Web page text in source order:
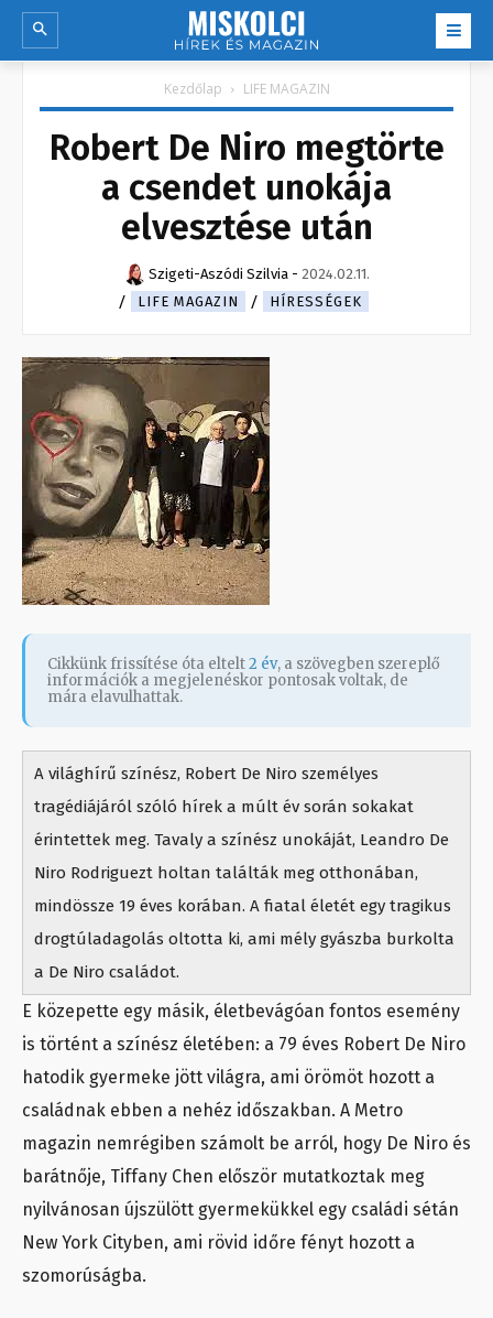
Kezdőlap LIFE MAGAZIN
Robert De Niro megtörte
a csendet unokája
elvesztése után
Szigeti-Aszódi Szilvia - 2024.02.11.
LIFE MAGAZIN
HÍRESSÉGEK
Cikkünk frissítése óta eltelt2 év, a szövegben szereplő
információk a megjelenéskor pontosak voltak, de
mára elavulhattak.
A világhírű színész, Robert De Niro személyes
tragédiájáról szóló hírek a múlt év során sokakat
érintettek meg. Tavaly a színész unokáját, Leandro De
Niro Rodriguezt holtan találták meg otthonában,
mindössze 19 éves korában. A fiatal életét egy tragikus
drogtúladagolás oltotta ki, ami mély gyászba burkolta
a De Niro családot.
E közepette egy másik, életbevágóan fontos esemény
is történt a színész életében: a 79 éves Robert De Niro
hatodik gyermeke jött világra, ami örömöt hozott a
családnak ebben a nehéz időszakban. A Metro
magazin nemrégiben számolt be arról, hogy De Niro és
barátnője, Tiffany Chen először mutatkoztak meg
nyilvánosan újszülött gyermekükkel egy családi sétán
New York Cityben, ami rövid időre fényt hozott a
szomorúságba.